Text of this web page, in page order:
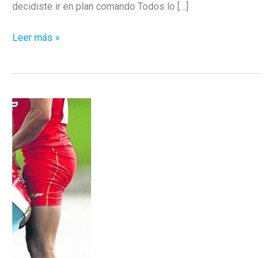
decidiste ir en plan comando Todos lo […]
Ese
Leer más »